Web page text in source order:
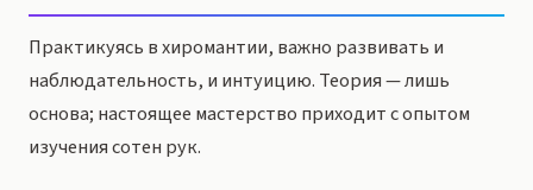
Практикуясь в хиромантии, важно развивать и
наблюдательность, и интуицию. Теория — лишь
основа; настоящее мастерство приходит с опытом
изучения сотен рук.